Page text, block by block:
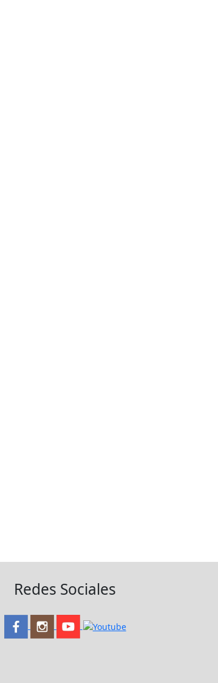
Redes Sociales